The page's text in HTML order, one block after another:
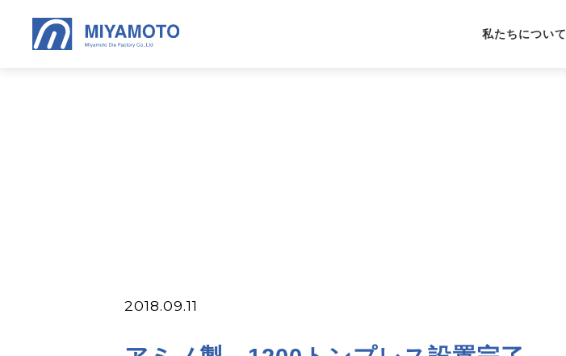
私たちについて
2018.09.11